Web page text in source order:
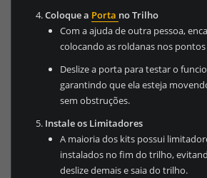
Coloque a Porta no Trilho
Com a ajuda de outra pessoa,
colocando as roldanas nos
Deslize a porta para testar o
garantindo que ela esteja
sem obstruções.
Instale os Limitadores
A maioria dos kits possui
instalados no fim do trilho,
deslize demais e saia do trilho.